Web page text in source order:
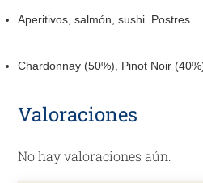
A.O.C.
75cl
Aperitivos, salmón, sushi. Postres.
Chardonnay (50%), Pinot Noir
Valoraciones
No hay valoraciones aún.